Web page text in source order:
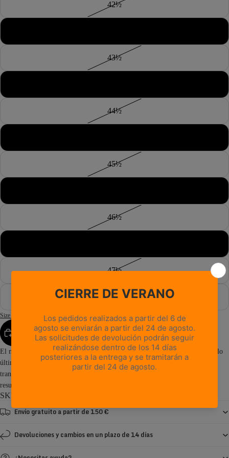
42½
43½
44½
45½
46½
47½
48
Size Guide
AGREGAR AL CARRITO
El modelo Free Blast POP GTX combina un estilo clásico de montaña con lo
último en comodidad para el día a día. Con un diseño impermeable,
transpirable y ligero, y una suela superflexible, las Free Blast POP GTX
resultan muy cómodas de llevar y se...
SKU: 0222PM1G-MW
Envío gratuito a partir de 150 €
Devoluciones y cambios en un plazo de 14 días